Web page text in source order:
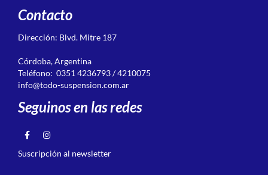
Contacto
Dirección: Blvd. Mitre 187
Córdoba, Argentina
Teléfono: 0351 4236793 / 4210075
info@todo-suspension.com.ar
Seguinos en las redes
Suscripción al newsletter